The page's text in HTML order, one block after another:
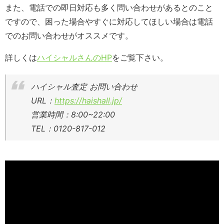
また、電話での即日対応も多く問い合わせがあるとのこと
ですので、困った場合やすぐに対応してほしい場合は電話
でのお問い合わせがオススメです。
詳しくはハイシャルさんのHPをご覧下さい。
ハイシャル査定 お問い合わせ
URL： https://haishall.jp/
営業時間：8:00~22:00
TEL：0120-817-012